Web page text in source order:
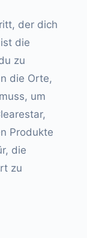
der dich
die
zu
die Orte,
um
Produkte
die
zu